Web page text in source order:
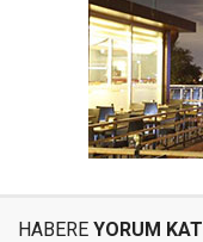
HABERE YORUM KAT